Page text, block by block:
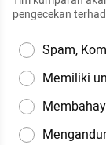
pengecekan
Spam,
Memiliki